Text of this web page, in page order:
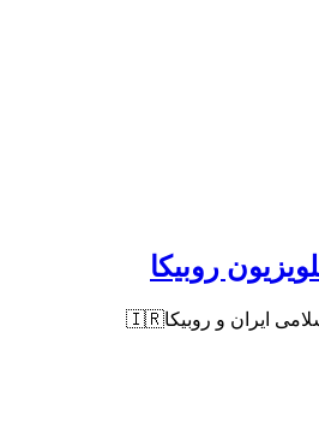
روبیکا